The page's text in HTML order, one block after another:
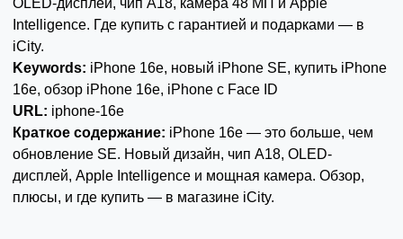
Intelligence. Где купить с гарантией и подарками — в
iCity.
Keywords: iPhone 16e, новый iPhone SE, купить iPhone
16e, обзор iPhone 16e, iPhone с Face ID
URL: iphone-16e
Краткое содержание: iPhone 16e — это больше, чем
обновление SE. Новый дизайн, чип A18, OLED-
дисплей, Apple Intelligence и мощная камера. Обзор,
плюсы, и где купить — в магазине iCity.